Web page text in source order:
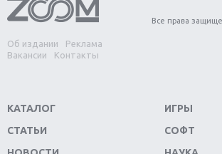
Обзор игры Forza Horizon 4:
Две важных новинки для консолей:
Divinity Original Sin 2
Switch
Обзор игры The Crew 2: покорение
Об издании
Реклама
Вакансии
Контакты
Все права
КАТАЛОГ
СТАТЬИ
ИГРЫ
СОФТ